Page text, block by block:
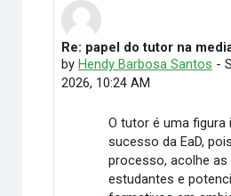
In reply to Elimar Martino
Re: papel do tutor na
by Hendy Barbosa Santos -
2026, 10:24 AM
O tutor é uma figura
sucesso da EaD,
processo, acolhe
estudantes e